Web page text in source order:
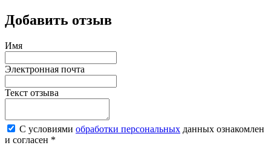
Добавить отзыв
Имя
Электронная почта
Текст отзыва
С условиями обработки персональных данных ознакомлен
и согласен *